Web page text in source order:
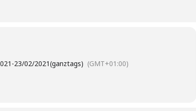
-23/02/2021(ganztags) (GMT+01:00)